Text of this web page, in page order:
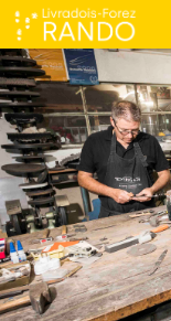
Coutellerie PONSON